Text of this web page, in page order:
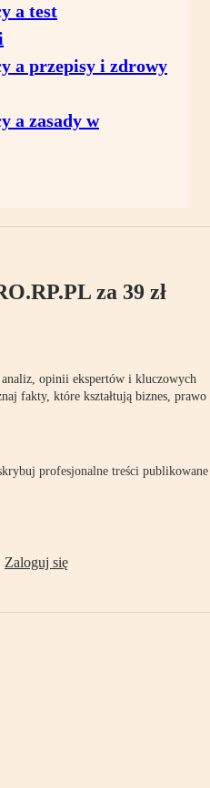
a test
a przepisy i zdrowy
a zasady w
za 39 zł
opinii ekspertów i kluczowych
fakty, które kształtują biznes, prawo
profesjonalne treści publikowane
Zaloguj się